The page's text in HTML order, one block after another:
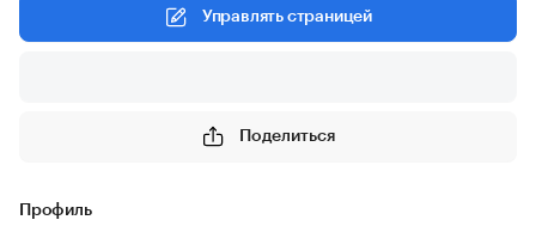
Управлять страницей
Поделиться
Профиль